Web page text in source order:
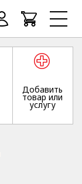
Добавить
товар или
услугу